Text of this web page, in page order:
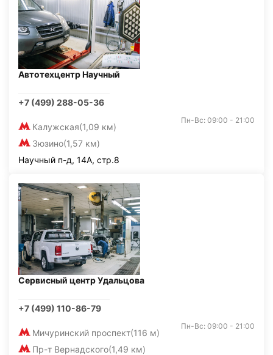
Автотехцентр Научный
+7 (499) 288-05-36
Калужская(1,09 км)
Зюзино(1,57 км)
Пн-Вс: 09:00 - 21:00
Научный п-д, 14А, стр.8
Сервисный центр Удальцова
+7 (499) 110-86-79
Мичуринский проспект(116 м)
Пр-т Вернадского(1,49 км)
Пн-Вс: 09:00 - 21:00